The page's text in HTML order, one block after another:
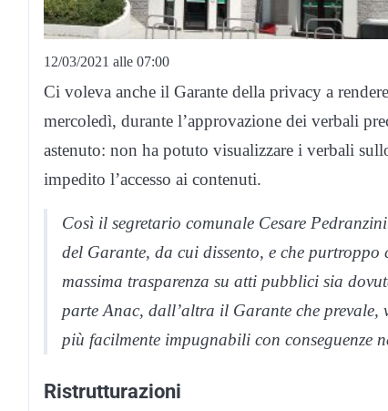
12/03/2021 alle 07:00
Ci voleva anche il Garante della privacy a
mercoledì, durante l’approvazione dei verbali
astenuto: non ha potuto visualizzare i verbali
impedito l’accesso ai contenuti.
Così il segretario comunale Cesare
del Garante, da cui dissento, e che
massima trasparenza su atti pubblici sia
parte Anac, dall’altra il Garante che
più facilmente impugnabili con conseguenze
Ristrutturazioni